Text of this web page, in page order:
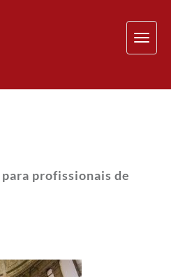
profissionais de